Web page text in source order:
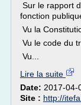
Sur le rapport
fonction
Vu la
Vu le code du
Vu...
Lire la suite
Date: 2017-04-
Site : http://